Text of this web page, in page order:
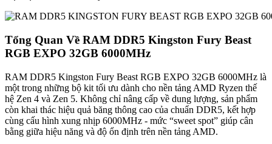
Tổng Quan Về RAM DDR5 Kingston Fury Beast
RGB EXPO 32GB 6000MHz
RAM DDR5 Kingston Fury Beast RGB EXPO 32GB 6000MHz là
một trong những bộ kit tối ưu dành cho nền tảng AMD Ryzen thế
hệ Zen 4 và Zen 5. Không chỉ nâng cấp về dung lượng, sản phẩm
còn khai thác hiệu quả băng thông cao của chuẩn DDR5, kết hợp
cùng cấu hình xung nhịp 6000MHz - mức “sweet spot” giúp cân
bằng giữa hiệu năng và độ ổn định trên nền tảng AMD.